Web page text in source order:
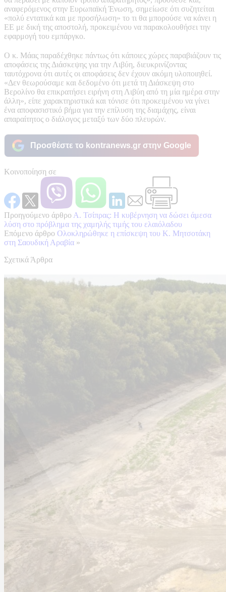
αναφερόμενος στην Ευρωπαϊκή Ένωση, σημείωσε ότι συζητείται
«πολύ εντατικά και με προσήλωση» το τι θα μπορούσε να κάνει η
ΕΕ με δική της αποστολή, προκειμένου να παρακολουθήσει την
εφαρμογή του εμπάργκο.
Ο κ. Μάας παραδέχθηκε πάντως ότι κάποιες χώρες παραβιάζουν τις
αποφάσεις της Διάσκεψης για την Λιβύη, διευκρινίζοντας
ταυτόχρονα ότι αυτές οι αποφάσεις δεν έχουν ακόμη υλοποιηθεί.
«Δεν θεωρούσαμε και δεδομένο ότι μετά τη Διάσκεψη στο
Βερολίνο θα επικρατήσει ειρήνη στη Λιβύη από τη μία ημέρα στην
άλλη», είπε χαρακτηριστικά και τόνισε ότι προκειμένου να γίνει
ένα αποφασιστικό βήμα για την επίλυση της διαμάχης, είναι
απαραίτητος ο διάλογος μεταξύ των δύο πλευρών.
Προσθέστε το kontranews.gr στην Google
Κοινοποίηση σε
Προηγούμενο άρθρο Α. Τσίπρας: Η κυβέρνηση να δώσει άμεσα
λύση στο πρόβλημα της χαμηλής τιμής του ελαιόλαδου
Επόμενο άρθρο Ολοκληρώθηκε η επίσκεψη του Κ. Μητσοτάκη
στη Σαουδική Αραβία »
Σχετικά Άρθρα